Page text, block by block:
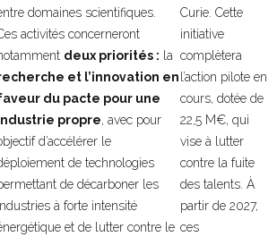
domaines scientifiques.
activités concerneront
deux priorités : la
et l’innovation en
du pacte pour une
propre, avec pour
d’accélérer le
de technologies
de décarboner les
à forte intensité
et de lutter contre le
Curie. Cette
initiative
complètera
l’action pilote en
cours, dotée de
22,5 M€, qui
vise à lutter
contre la fuite
des talents. À
partir de 2027,
ces